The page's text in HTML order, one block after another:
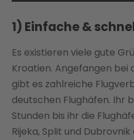
powered by
1) Einfache &
Es existieren viele gute
Kroatien. Angefangen bei
gibt es zahlreiche
deutschen Flughäfen. Ihr
Stunden bis ihr die
Rijeka, Split und